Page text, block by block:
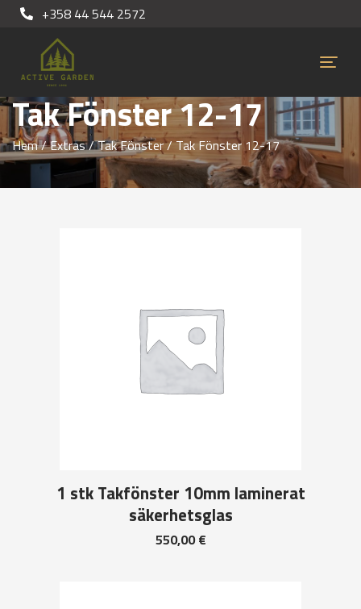
+358 44 544 2572
Tak Fönster 12-17
Hem/Extras/Tak Fönster/ Tak Fönster 12-17
1 stk Takfönster 10mm laminerat
säkerhetsglas
550,00€